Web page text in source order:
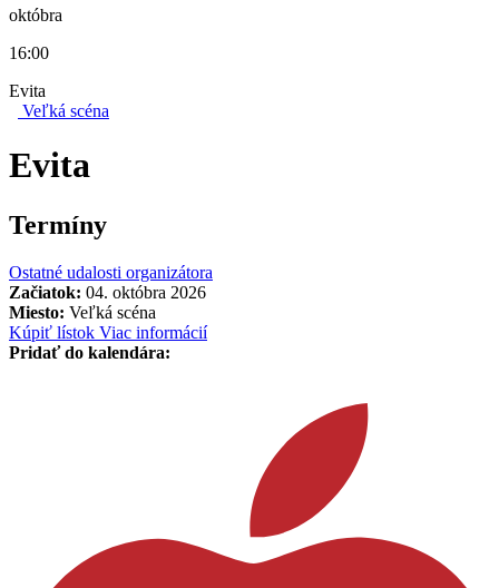
októbra
16:00
Evita
Veľká scéna
Evita
Termíny
Ostatné udalosti organizátora
Začiatok: 04. októbra 2026
Miesto: Veľká scéna
Kúpiť lístok Viac informácií
Pridať do kalendára: